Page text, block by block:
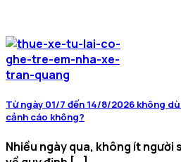
Từ ngày 01/7 đến 14/8/2026 không
cảnh cáo không?
Nhiều ngày qua, không ít người